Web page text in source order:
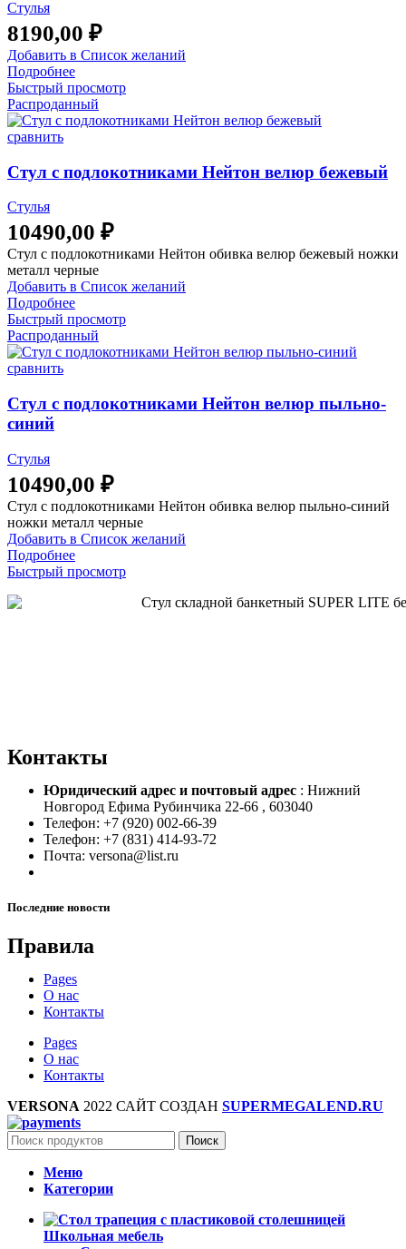
Стулья
8190,00 ₽
Добавить в Список желаний
Подробнее
Быстрый просмотр
Распроданный
сравнить
Стул с подлокотниками Нейтон велюр бежевый
Стулья
10490,00 ₽
Стул с подлокотниками Нейтон обивка велюр бежевый ножки
металл черные
Добавить в Список желаний
Подробнее
Быстрый просмотр
Распроданный
сравнить
Стул с подлокотниками Нейтон велюр пыльно-
синий
Стулья
10490,00 ₽
Стул с подлокотниками Нейтон обивка велюр пыльно-синий
ножки металл черные
Добавить в Список желаний
Подробнее
Быстрый просмотр
Контакты
Юридический адрес и почтовый адрес : Нижний
Новгород Ефима Рубинчика 22-66 , 603040
Телефон: +7 (920) 002-66-39
Телефон: +7 (831) 414-93-72
Почта: versona@list.ru
Последние новости
Правила
Pages
О нас
Контакты
Pages
О нас
Контакты
VERSONA 2022 САЙТ СОЗДАН SUPERMEGALEND.RU
Поиск
Меню
Категории
Школьная мебель